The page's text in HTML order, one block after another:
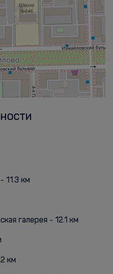
11.3 км
галерея - 12.1 км
км